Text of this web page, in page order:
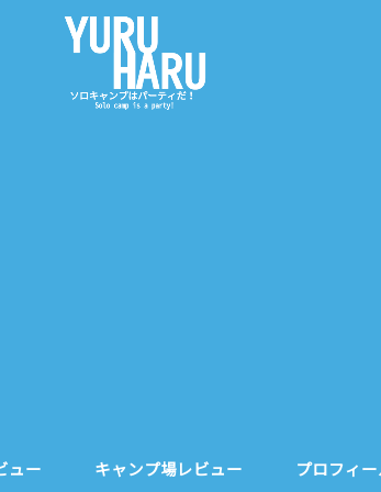
ュー キャンプ場レビュー プロフィー